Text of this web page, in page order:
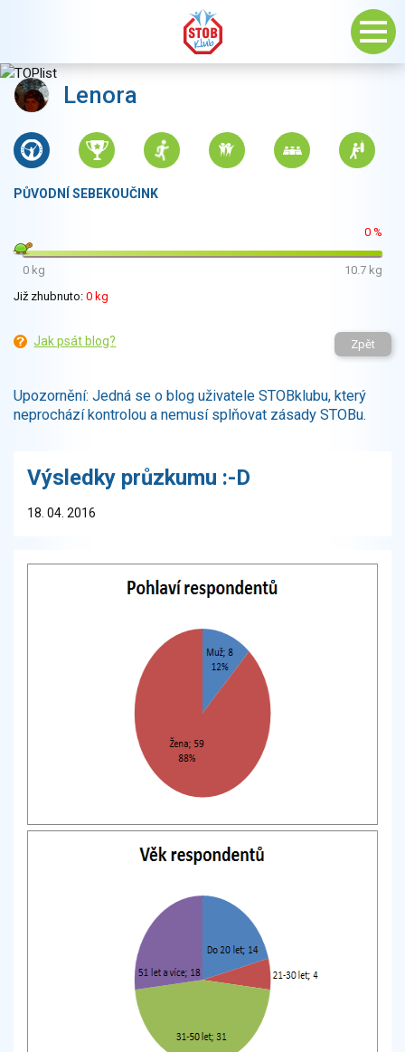
Lenora
PŮVODNÍ SEBEKOUČINK
0 %
0 kg
10.7 kg
Již zhubnuto: 0 kg
Jak psát blog? Zpět
Upozornění: Jedná se o blog uživatele STOBklubu, který
neprochází kontrolou a nemusí splňovat zásady STOBu.
Výsledky průzkumu :-D
18. 04. 2016